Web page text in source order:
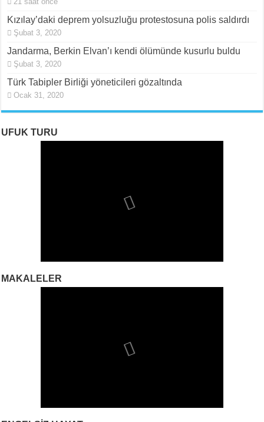
Kızılay’daki deprem yolsuzluğu protestosuna polis saldırdı
Şubat 3, 2020
Jandarma, Berkin Elvan’ı kendi ölümünde kusurlu buldu
Şubat 3, 2020
Türk Tabipler Birliği yöneticileri gözaltında
Ocak 31, 2020
UFUK TURU
MAKALELER